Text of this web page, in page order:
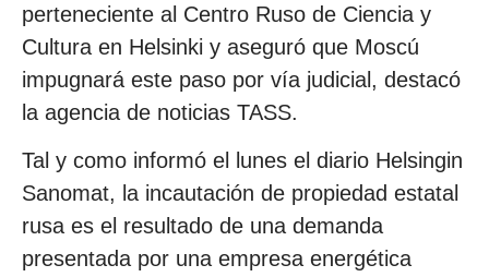
perteneciente al Centro Ruso de Ciencia y
Cultura en Helsinki y aseguró que Moscú
impugnará este paso por vía judicial, destacó
la agencia de noticias TASS.
Tal y como informó el lunes el diario Helsingin
Sanomat, la incautación de propiedad estatal
rusa es el resultado de una demanda
presentada por una empresa energética